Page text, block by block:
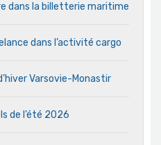
dans la billetterie maritime
dans l’activité cargo
Varsovie-Monastir
de l’été 2026